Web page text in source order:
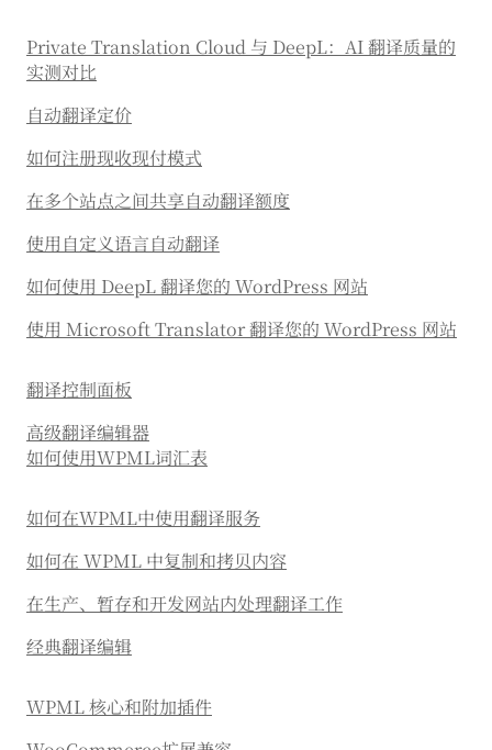
Private Translation Cloud 与 DeepL：AI 翻译质量的
实测对比
自动翻译定价
如何注册现收现付模式
在多个站点之间共享自动翻译额度
使用自定义语言自动翻译
如何使用 DeepL 翻译您的 WordPress 网站
使用 Microsoft Translator 翻译您的 WordPress 网站
翻译控制面板
高级翻译编辑器
如何使用WPML词汇表
如何在WPML中使用翻译服务
如何在 WPML 中复制和拷贝内容
在生产、暂存和开发网站内处理翻译工作
经典翻译编辑
WPML 核心和附加插件